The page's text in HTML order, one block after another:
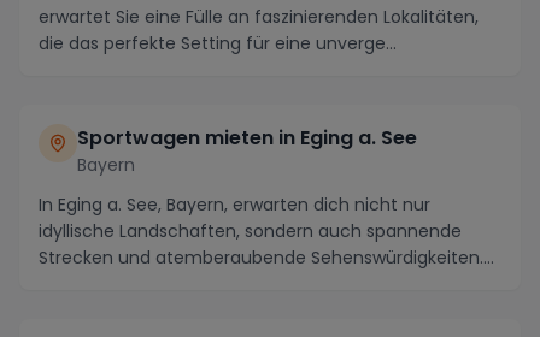
erwartet Sie eine Fülle an faszinierenden Lokalitäten,
die das perfekte Setting für eine unverge...
Sportwagen mieten in Eging a. See
Bayern
In Eging a. See, Bayern, erwarten dich nicht nur
idyllische Landschaften, sondern auch spannende
Strecken und atemberaubende Sehenswürdigkeiten.